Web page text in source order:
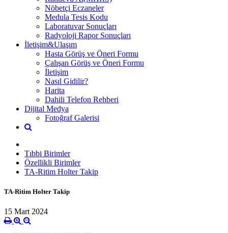
Nöbetçi Eczaneler
Medula Tesis Kodu
Laboratuvar Sonuçları
Radyoloji Rapor Sonuçları
İletişim&Ulaşım
Hasta Görüş ve Öneri Formu
Çalışan Görüş ve Öneri Formu
İletişim
Nasıl Gidilir?
Harita
Dahili Telefon Rehberi
Dijital Medya
Fotoğraf Galerisi
Tıbbi Birimler
Özellikli Birimler
TA-Ritim Holter Takip
TA-Ritim Holter Takip
15 Mart 2024